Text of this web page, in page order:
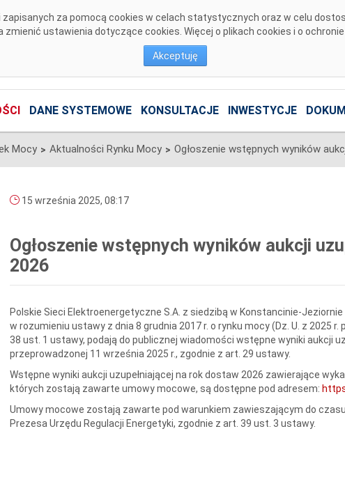
za pomocą cookies w celach statystycznych oraz w celu
ustawienia dotyczące cookies. Więcej o plikach cookies i o
Akceptuję
DANE SYSTEMOWE KONSULTACJE INWESTYCJE
Mocy > Aktualności Rynku Mocy >
15 września 2025, 08:17
Ogłoszenie wstępnych wyników aukcji
2026
Polskie Sieci Elektroenergetyczne S.A. z siedzibą w Konstancinie-Jeziornie
w rozumieniu ustawy z dnia 8 grudnia 2017 r. o rynku mocy (Dz. U. z 2025 r.
38 ust. 1 ustawy, podają do publicznej wiadomości wstępne wyniki aukcji
przeprowadzonej 11 września 2025 r., zgodnie z art. 29 ustawy.
Wstępne wyniki aukcji uzupełniającej na rok dostaw 2026 zawierające
których zostają zawarte umowy mocowe, są dostępne pod adresem:
Umowy mocowe zostają zawarte pod warunkiem zawieszającym do
Prezesa Urzędu Regulacji Energetyki, zgodnie z art. 39 ust. 3 ustawy.